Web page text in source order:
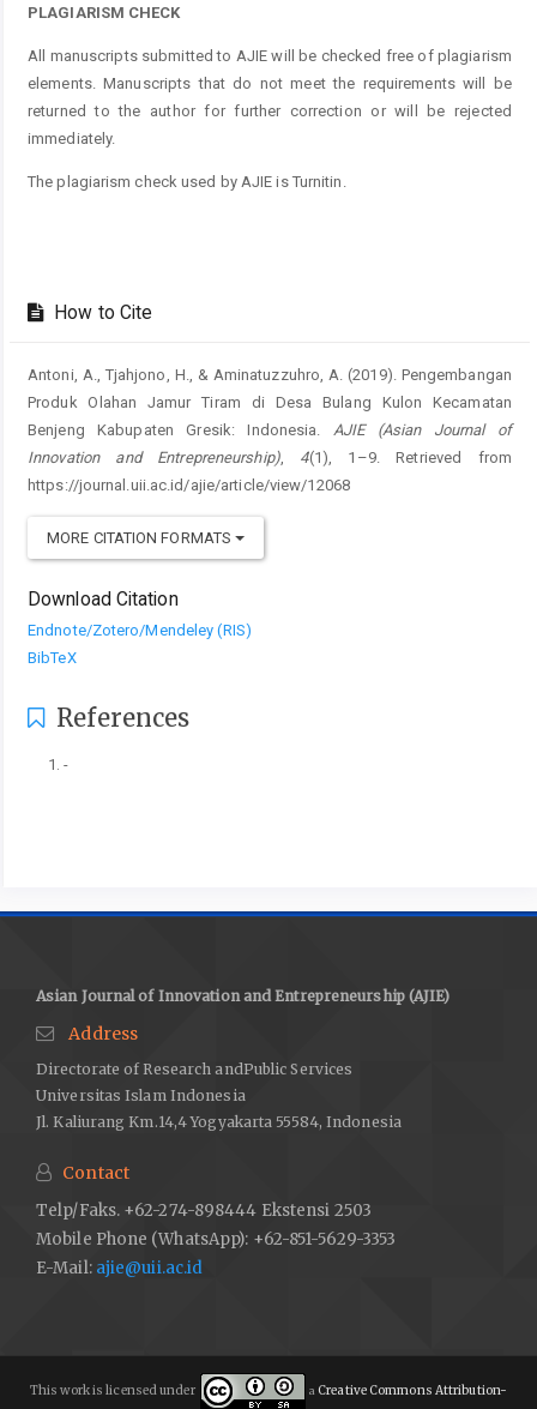
PLAGIARISM CHECK
All manuscripts submitted to AJIE will be checked free of plagiarism
elements. Manuscripts that do not meet the requirements will be
returned to the author for further correction or will be rejected
immediately.
The plagiarism check used by AJIE is Turnitin.
How to Cite
Antoni, A., Tjahjono, H., & Aminatuzzuhro, A. (2019). Pengembangan
Produk Olahan Jamur Tiram di Desa Bulang Kulon Kecamatan
Benjeng Kabupaten Gresik: Indonesia. AJIE (Asian Journal of
Innovation and Entrepreneurship), 4(1), 1–9. Retrieved from
https://journal.uii.ac.id/ajie/article/view/12068
MORE CITATION FORMATS
Download Citation
Endnote/Zotero/Mendeley (RIS)
BibTeX
References
-
Asian Journal of Innovation and Entrepreneurship (AJIE)
Address
Directorate of Research andPublic Services
Universitas Islam Indonesia
Jl. Kaliurang Km.14,4 Yogyakarta 55584, Indonesia
Contact
Telp/Faks. +62-274-898444 Ekstensi 2503
Mobile Phone (WhatsApp): +62-851-5629-3353
E-Mail: ajie@uii.ac.id
This work is licensed under a Creative Commons Attribution-